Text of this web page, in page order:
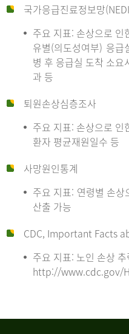
국가응급진료정보망
주요 지표: 손상으로 인
유별(의도성여부) 응
병 후 응급실 도착 소요
과 등
퇴원손상심층조사
주요 지표: 손상으로 인
환자 평균재원일수 등
사망원인통계
주요 지표: 연령별 손
산출 가능
CDC, Important Facts
주요 지표: 노인 손상
http://www.cdc.gov/